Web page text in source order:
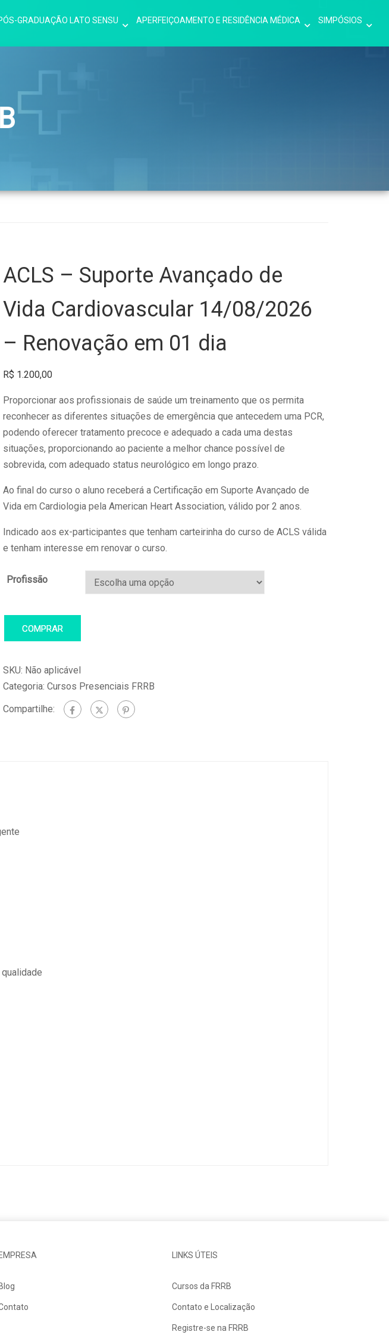
GRADUAÇÃO LATO SENSU APERFEIÇOAMENTO E RESIDÊNCIA MÉDICA SIMPÓSIOS
ACLS – Suporte Avançado de
Vida Cardiovascular 14/08/2026
– Renovação em 01 dia
R$ 1.200,00
Proporcionar aos profissionais de saúde um treinamento que os permita
reconhecer as diferentes situações de emergência que antecedem uma PCR,
podendo oferecer tratamento precoce e adequado a cada uma destas
situações, proporcionando ao paciente a melhor chance possível de
sobrevida, com adequado status neurológico em longo prazo.
Ao final do curso o aluno receberá a Certificação em Suporte Avançado de
Vida em Cardiologia pela American Heart Association, válido por 2 anos.
Indicado aos ex-participantes que tenham carteirinha do curso de ACLS válida
e tenham interesse em renovar o curso.
Profissão
COMPRAR
SKU: Não aplicável
Categoria: Cursos Presenciais FRRB
Compartilhe:
EMPRESA
Blog
LINKS ÚTEIS
Cursos da FRRB
Contato e Localização
Registre-se na FRRB